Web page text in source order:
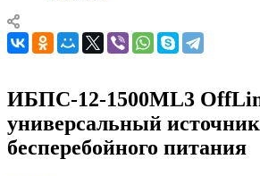
ИБПС-12-1500ML3
универсальный источник
бесперебойного питания